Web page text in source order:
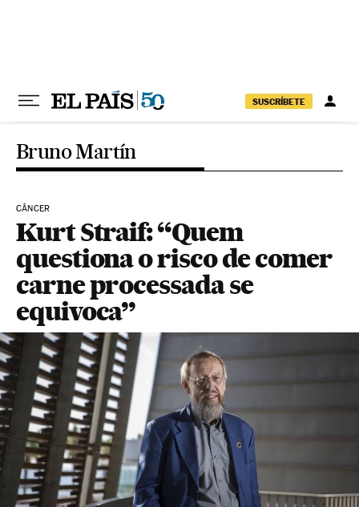
SUSCRÍBETE
Bruno Martín
CÂNCER
Kurt Straif: “Quem
questiona o risco de comer
carne processada se
equivoca”